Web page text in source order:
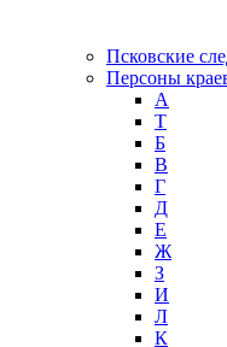
Псковские
Персоны
А
T
Б
В
Г
Д
Е
Ж
З
И
Л
К